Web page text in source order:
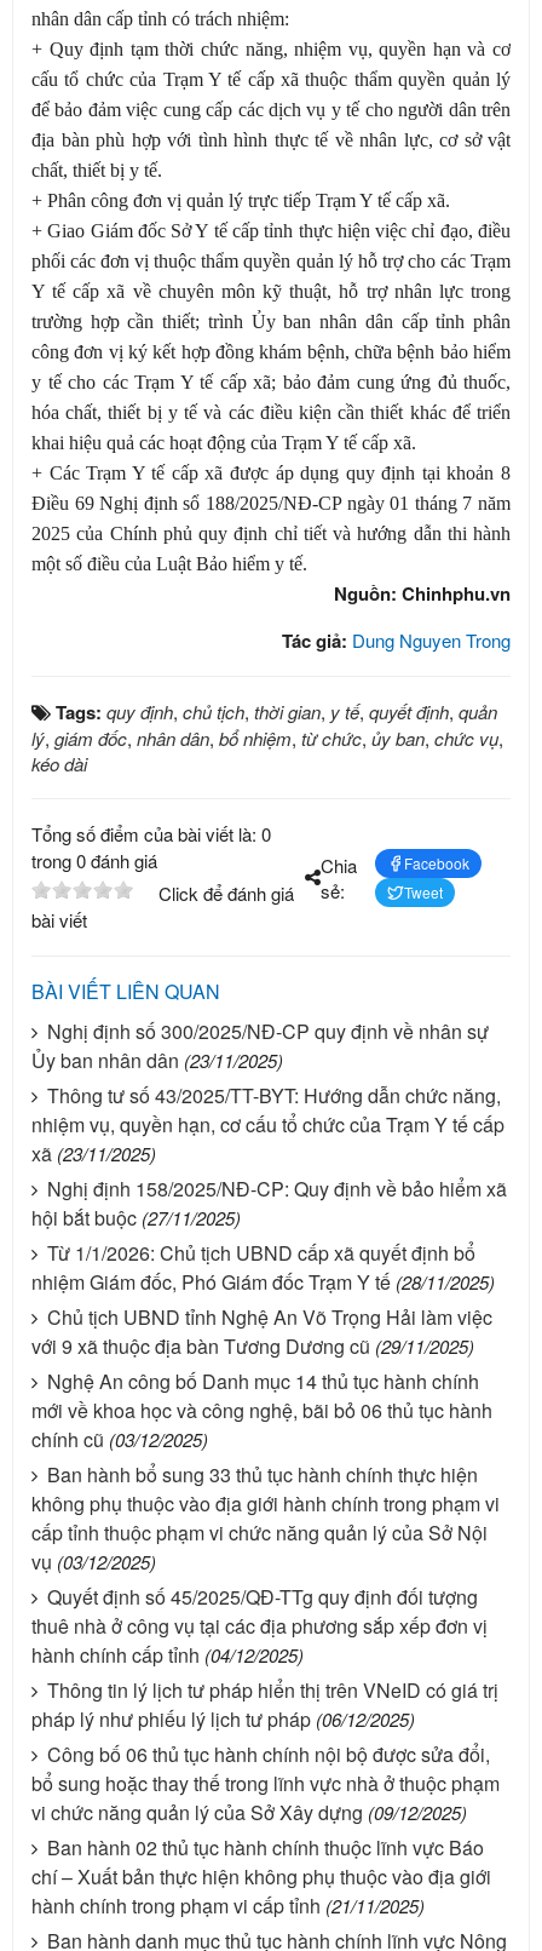
nhân dân cấp tỉnh có trách nhiệm:
+ Quy định tạm thời chức năng, nhiệm vụ, quyền hạn và cơ
cấu tổ chức của Trạm Y tế cấp xã thuộc thẩm quyền quản lý
để bảo đảm việc cung cấp các dịch vụ y tế cho người dân trên
địa bàn phù hợp với tình hình thực tế về nhân lực, cơ sở vật
chất, thiết bị y tế.
+ Phân công đơn vị quản lý trực tiếp Trạm Y tế cấp xã.
+ Giao Giám đốc Sở Y tế cấp tỉnh thực hiện việc chỉ đạo, điều
phối các đơn vị thuộc thẩm quyền quản lý hỗ trợ cho các Trạm
Y tế cấp xã về chuyên môn kỹ thuật, hỗ trợ nhân lực trong
trường hợp cần thiết; trình Ủy ban nhân dân cấp tỉnh phân
công đơn vị ký kết hợp đồng khám bệnh, chữa bệnh bảo hiểm
y tế cho các Trạm Y tế cấp xã; bảo đảm cung ứng đủ thuốc,
hóa chất, thiết bị y tế và các điều kiện cần thiết khác để triển
khai hiệu quả các hoạt động của Trạm Y tế cấp xã.
+ Các Trạm Y tế cấp xã được áp dụng quy định tại khoản 8
Điều 69 Nghị định sổ 188/2025/NĐ-CP ngày 01 tháng 7 năm
2025 của Chính phủ quy định chỉ tiết và hướng dẫn thi hành
một số điều của Luật Bảo hiểm y tế.
Nguồn: Chinhphu.vn
Tác giả: Dung Nguyen Trong
Tags: quy định, chủ tịch, thời gian, y tế, quyết định, quản
lý, giám đốc, nhân dân, bổ nhiệm, từ chức, ủy ban, chức vụ,
kéo dài
Tổng số điểm của bài viết là: 0
trong 0 đánh giá
Click để đánh giá
bài viết
Chia
sẻ:
Facebook
Tweet
BÀI VIẾT LIÊN QUAN
Nghị định số 300/2025/NĐ-CP quy định về nhân sự
Ủy ban nhân dân (23/11/2025)
Thông tư số 43/2025/TT-BYT: Hướng dẫn chức năng,
nhiệm vụ, quyền hạn, cơ cấu tổ chức của Trạm Y tế cấp
xã (23/11/2025)
Nghị định 158/2025/NĐ-CP: Quy định về bảo hiểm xã
hội bắt buộc (27/11/2025)
Từ 1/1/2026: Chủ tịch UBND cấp xã quyết định bổ
nhiệm Giám đốc, Phó Giám đốc Trạm Y tế (28/11/2025)
Chủ tịch UBND tỉnh Nghệ An Võ Trọng Hải làm việc
với 9 xã thuộc địa bàn Tương Dương cũ (29/11/2025)
Nghệ An công bố Danh mục 14 thủ tục hành chính
mới về khoa học và công nghệ, bãi bỏ 06 thủ tục hành
chính cũ (03/12/2025)
Ban hành bổ sung 33 thủ tục hành chính thực hiện
không phụ thuộc vào địa giới hành chính trong phạm vi
cấp tỉnh thuộc phạm vi chức năng quản lý của Sở Nội
vụ (03/12/2025)
Quyết định số 45/2025/QĐ-TTg quy định đối tượng
thuê nhà ở công vụ tại các địa phương sắp xếp đơn vị
hành chính cấp tỉnh (04/12/2025)
Thông tin lý lịch tư pháp hiển thị trên VNeID có giá trị
pháp lý như phiếu lý lịch tư pháp (06/12/2025)
Công bố 06 thủ tục hành chính nội bộ được sửa đổi,
bổ sung hoặc thay thế trong lĩnh vực nhà ở thuộc phạm
vi chức năng quản lý của Sở Xây dựng (09/12/2025)
Ban hành 02 thủ tục hành chính thuộc lĩnh vực Báo
chí – Xuất bản thực hiện không phụ thuộc vào địa giới
hành chính trong phạm vi cấp tỉnh (21/11/2025)
Ban hành danh mục thủ tục hành chính lĩnh vực Nông